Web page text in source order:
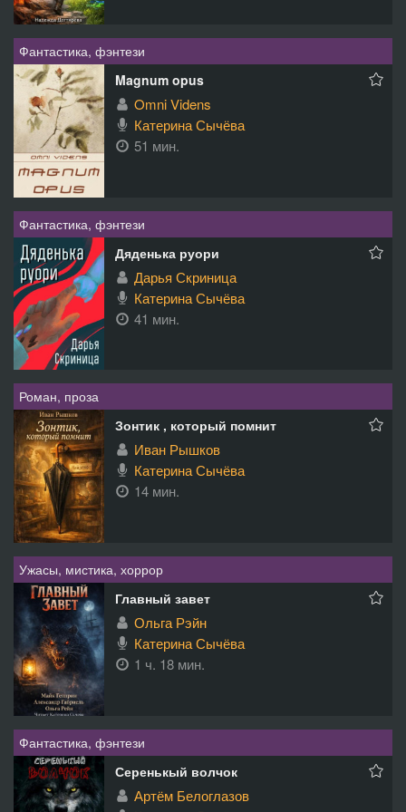
Фантастика, фэнтези
Magnum opus
Omni Videns
Катерина Сычёва
51 мин.
Фантастика, фэнтези
Дяденька руори
Дарья Скриница
Катерина Сычёва
41 мин.
Роман, проза
Зонтик , который помнит
Иван Рышков
Катерина Сычёва
14 мин.
Ужасы, мистика, хоррор
Главный завет
Ольга Рэйн
Катерина Сычёва
1 ч. 18 мин.
Фантастика, фэнтези
Серенькый волчок
Артём Белоглазов